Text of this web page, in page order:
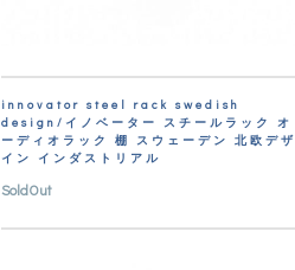
innovator steel rack swedish
design/イノベーター スチールラック オ
ーディオラック 棚 スウェーデン 北欧デザ
イン インダストリアル
SoldOut